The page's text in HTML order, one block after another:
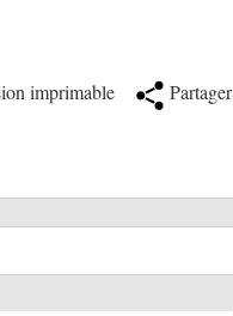
imprimable Partager